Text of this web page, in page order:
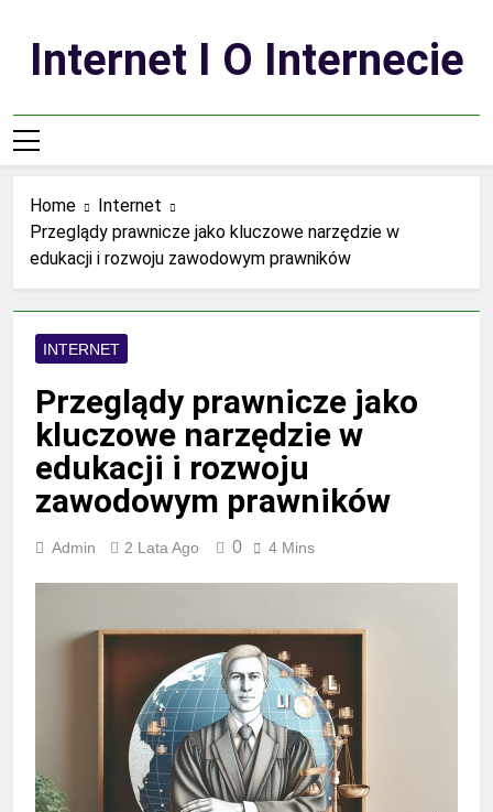
contentInternet I O Internecie
Home
Internet
Przeglądy prawnicze jako kluczowe narzędzie w
edukacji i rozwoju zawodowym prawników
INTERNET
Przeglądy prawnicze jako
kluczowe narzędzie w
edukacji i rozwoju
zawodowym prawników
Admin 2 Lata Ago 0 4 Mins